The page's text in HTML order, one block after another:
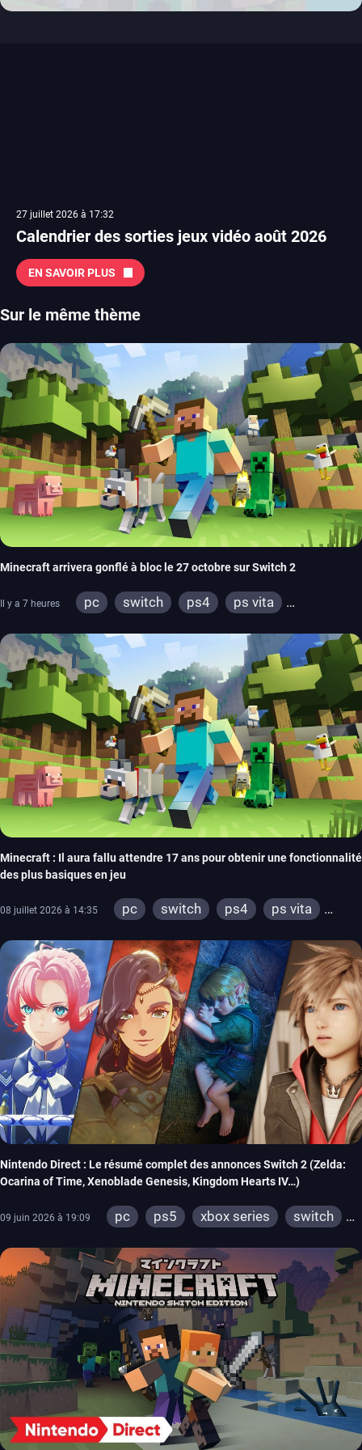
xbox 360
switch 2
27 juillet 2026 à 17:32
Calendrier des sorties jeux vidéo août 2026
EN SAVOIR PLUS
Sur le même thème
Minecraft arrivera gonflé à bloc le 27 octobre sur Switch 2
Il y a 7 heures pc switch ps4
ps vita
xbox 360
switch 2
Minecraft : Il aura fallu attendre 17 ans pour obtenir une fonctionnalité
des plus basiques en jeu
08 juillet 2026 à 14:35 pc switch ps4
ps vita
xbox 360
switch 2
Nintendo Direct : Le résumé complet des annonces Switch 2 (Zelda:
Ocarina of Time, Xenoblade Genesis, Kingdom Hearts IV…)
09 juin 2026 à 19:09 pc ps5 xbox series
switch
xbox one
wiiu
ps3
xbox 360
wii switch 2